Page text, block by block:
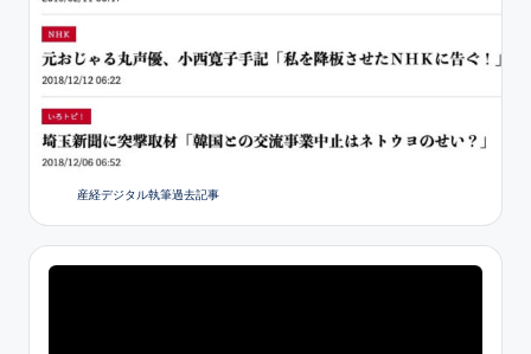
産経デジタル執筆過去記事